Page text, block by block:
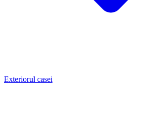
Exteriorul casei